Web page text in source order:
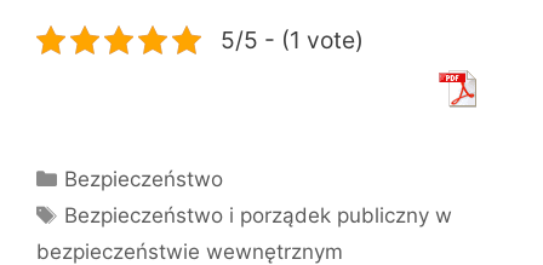
5/5 - (1 vote)
Kategorie
Bezpieczeństwo
Tagi
Bezpieczeństwo i porządek publiczny w
bezpieczeństwie wewnętrznym